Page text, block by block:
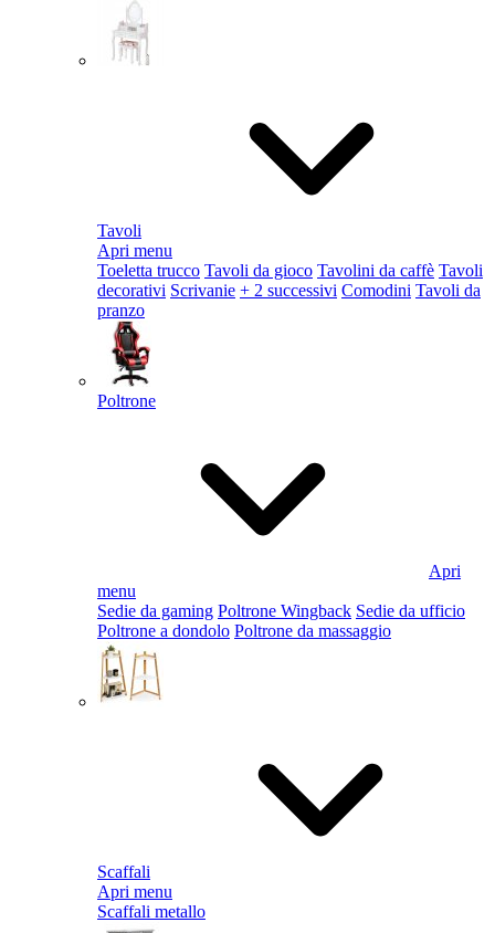
Tavoli
Apri menu
Toeletta trucco Tavoli da gioco Tavolini da caffè Tavoli
decorativi Scrivanie + 2 successivi Comodini Tavoli da
pranzo
Poltrone
Apri
menu
Sedie da gaming Poltrone Wingback Sedie da ufficio
Poltrone a dondolo Poltrone da massaggio
Scaffali
Apri menu
Scaffali metallo